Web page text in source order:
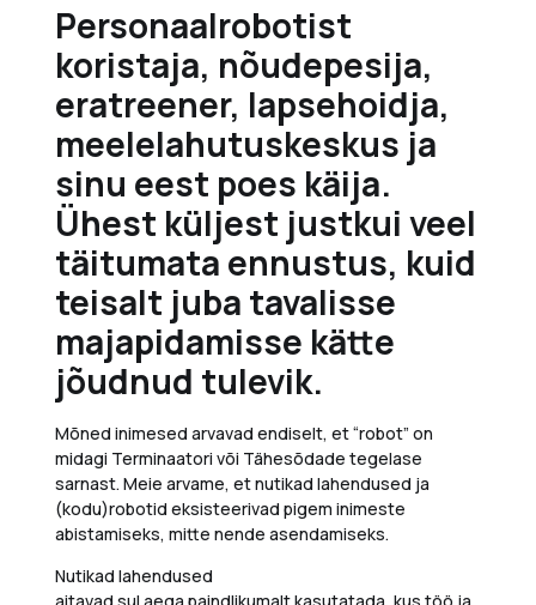
Personaalrobotist
koristaja, nõudepesija,
eratreener, lapsehoidja,
meelelahutuskeskus ja
sinu eest poes käija.
Ühest küljest justkui veel
täitumata ennustus, kuid
teisalt juba tavalisse
majapidamisse kätte
jõudnud tulevik.
Mõned inimesed arvavad endiselt, et “robot” on
midagi Terminaatori või Tähesõdade tegelase
sarnast. Meie arvame, et nutikad lahendused ja
(kodu)robotid eksisteerivad pigem inimeste
abistamiseks, mitte nende asendamiseks.
Nutikad lahendused